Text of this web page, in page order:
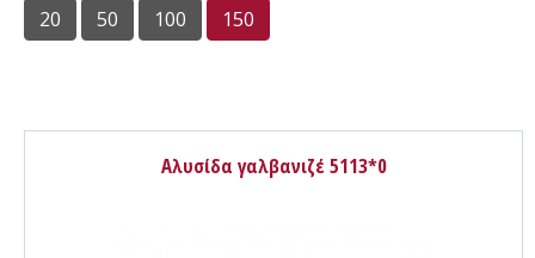
20 50 100 150
Αλυσίδα γαλβανιζέ 5113*0